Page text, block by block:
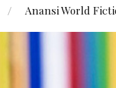
Anansi World